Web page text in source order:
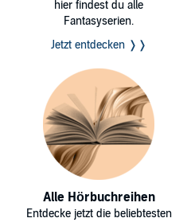
hier findest du alle
Fantasyserien.
Jetzt entdecken ❭❭
Alle Hörbuchreihen
Entdecke jetzt die beliebtesten